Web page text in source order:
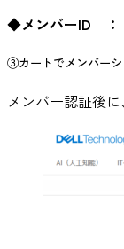
◆メンバーID
③カートでメンバー
メンバー認証後